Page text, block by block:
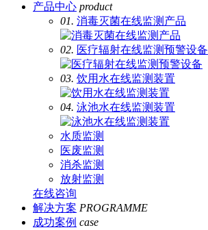
产品中心 product
01. 消毒灭菌在线监测产品
02. 医疗辐射在线监测预警设备
03. 饮用水在线监测装置
04. 泳池水在线监测装置
水质监测
医废监测
消杀监测
放射监测
在线咨询
解决方案 PROGRAMME
成功案例 case